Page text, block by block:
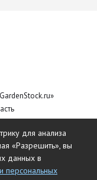
для анализа
«Разрешить», вы
данных в
персональных